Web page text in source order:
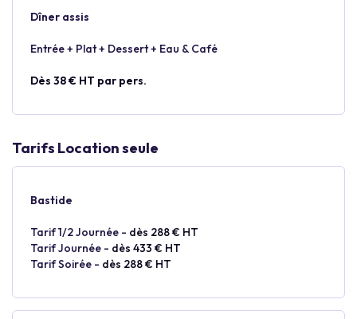
Dîner assis
Entrée + Plat + Dessert + Eau & Café
Dès 38 € HT par pers.
Tarifs Location seule
Bastide
Tarif 1/2 Journée - dès 288 € HT
Tarif Journée - dès 433 € HT
Tarif Soirée - dès 288 € HT